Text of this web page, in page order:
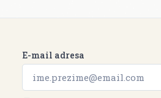
E-mail adresa